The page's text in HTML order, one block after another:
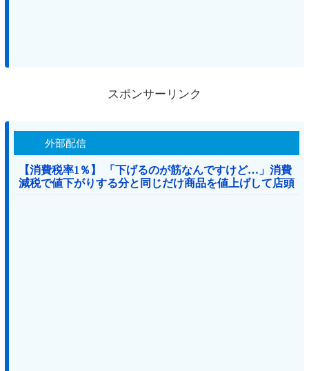
スポンサーリンク
外部配信
【消費税率1％】 「下げるのが筋なんですけど…」消費
減税で値下がりする分と同じだけ商品を値上げして店頭
価格を変えない店も